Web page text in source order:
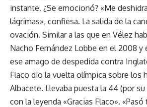
instante. ¿Se emocionó? «Me
lágrimas», confiesa. La salida de la
ovación. Similar a las que en Vélez
Nacho Fernández Lobbe en el 2008 y
ese amago de despedida contra
Flaco dio la vuelta olímpica sobre los
Albacete. Llevaba puesta la 44 (por
con la leyenda «Gracias Flaco».